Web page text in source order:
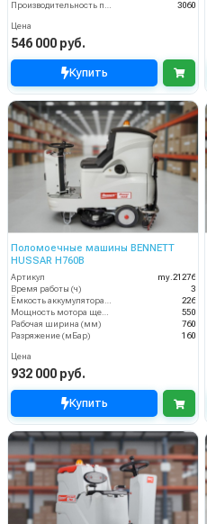
3060
Цена
546 000 руб.
Купить
Поломоечные машины BENNETT
HUSSAR H760B
Артикул
my.21276
Время работы (ч)
3
Ёмкость аккумулятора (Ач)
226
Мощность мотора щеток
550
Рабочая ширина (мм)
760
Разряжение (мБар)
160
Цена
932 000 руб.
Купить